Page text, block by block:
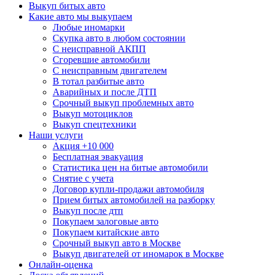
Выкуп битых авто
Какие авто мы выкупаем
Любые иномарки
Скупка авто в любом состоянии
С неисправной АКПП
Сгоревшие автомобили
С неисправным двигателем
В тотал разбитые авто
Аварийных и после ДТП
Срочный выкуп проблемных авто
Выкуп мотоциклов
Выкуп спецтехники
Наши услуги
Акция +10 000
Бесплатная эвакуация
Статистика цен на битые автомобили
Снятие с учета
Договор купли-продажи автомобиля
Прием битых автомобилей на разборку
Выкуп после дтп
Покупаем залоговые авто
Покупаем китайские авто
Срочный выкуп авто в Москве
Выкуп двигателей от иномарок в Москве
Онлайн-оценка